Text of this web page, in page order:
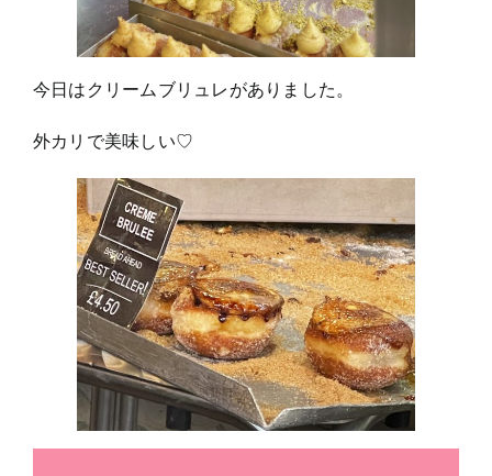
今日はクリームブリュレがありました。
外カリで美味しい♡